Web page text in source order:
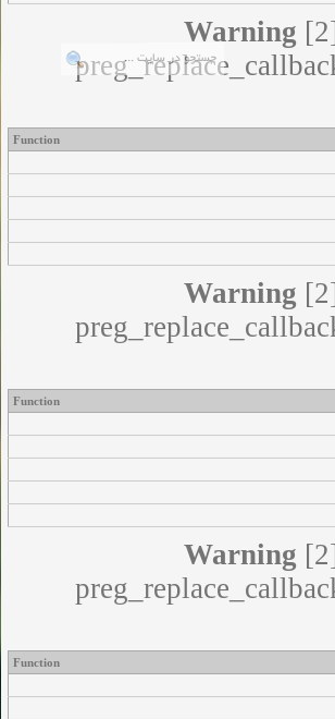
Warning
Function
Warning
Function
Warning
Function